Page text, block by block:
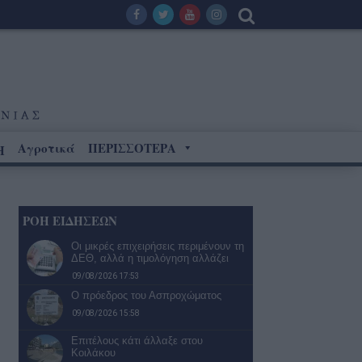
Αγροτικά ΠΕΡΙΣΣΟΤΕΡΑ
ΡΟΗ ΕΙΔΗΣΕΩΝ
Οι μικρές επιχειρήσεις περιμένουν τη
ΔΕΘ, αλλά η τιμολόγηση αλλάζει
09/08/2026 17:53
Ο πρόεδρος του Ασπροχώματος
09/08/2026 15:58
Επιτέλους κάτι άλλαξε στου
Κοιλάκου